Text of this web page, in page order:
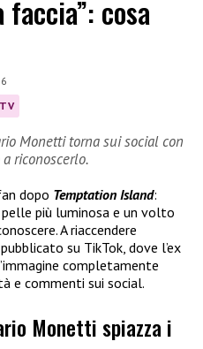
cosa
TV
Monetti torna sui social con
riconoscerlo.
dopo Temptation Island:
più luminosa e un volto
A riaccendere
su TikTok, dove l’ex
completamente
e commenti sui social.
Monetti spiazza i